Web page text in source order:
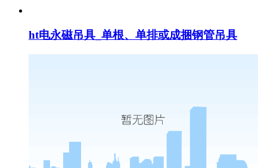
ht电永磁吊具_单根、单排或成捆钢管吊具